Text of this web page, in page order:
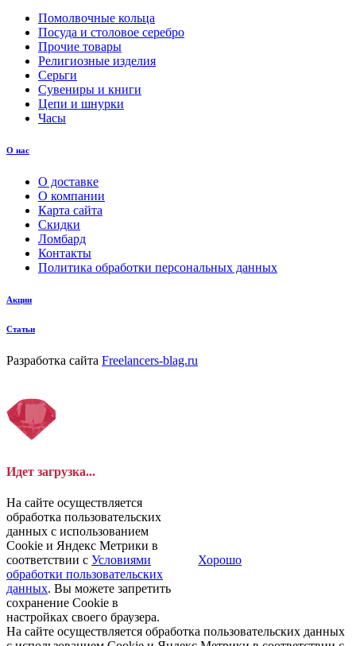
Помолвочные кольца
Посуда и столовое серебро
Прочие товары
Религиозные изделия
Серьги
Сувениры и книги
Цепи и шнурки
Часы
О нас
О доставке
О компании
Карта сайта
Скидки
Ломбард
Контакты
Политика обработки персональных данных
Акции
Статьи
Разработка сайта Freelancers-blag.ru
Идет загрузка...
На сайте осуществляется
обработка пользовательских
данных с использованием
Cookie и Яндекс Метрики в
соответствии с Условиями
обработки пользовательских
данных. Вы можете запретить
сохранение Cookie в
настройках своего браузера.
Хорошо
На сайте осуществляется обработка пользовательских данных